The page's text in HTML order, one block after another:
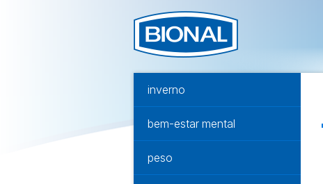
inverno
bem-estar mental
peso